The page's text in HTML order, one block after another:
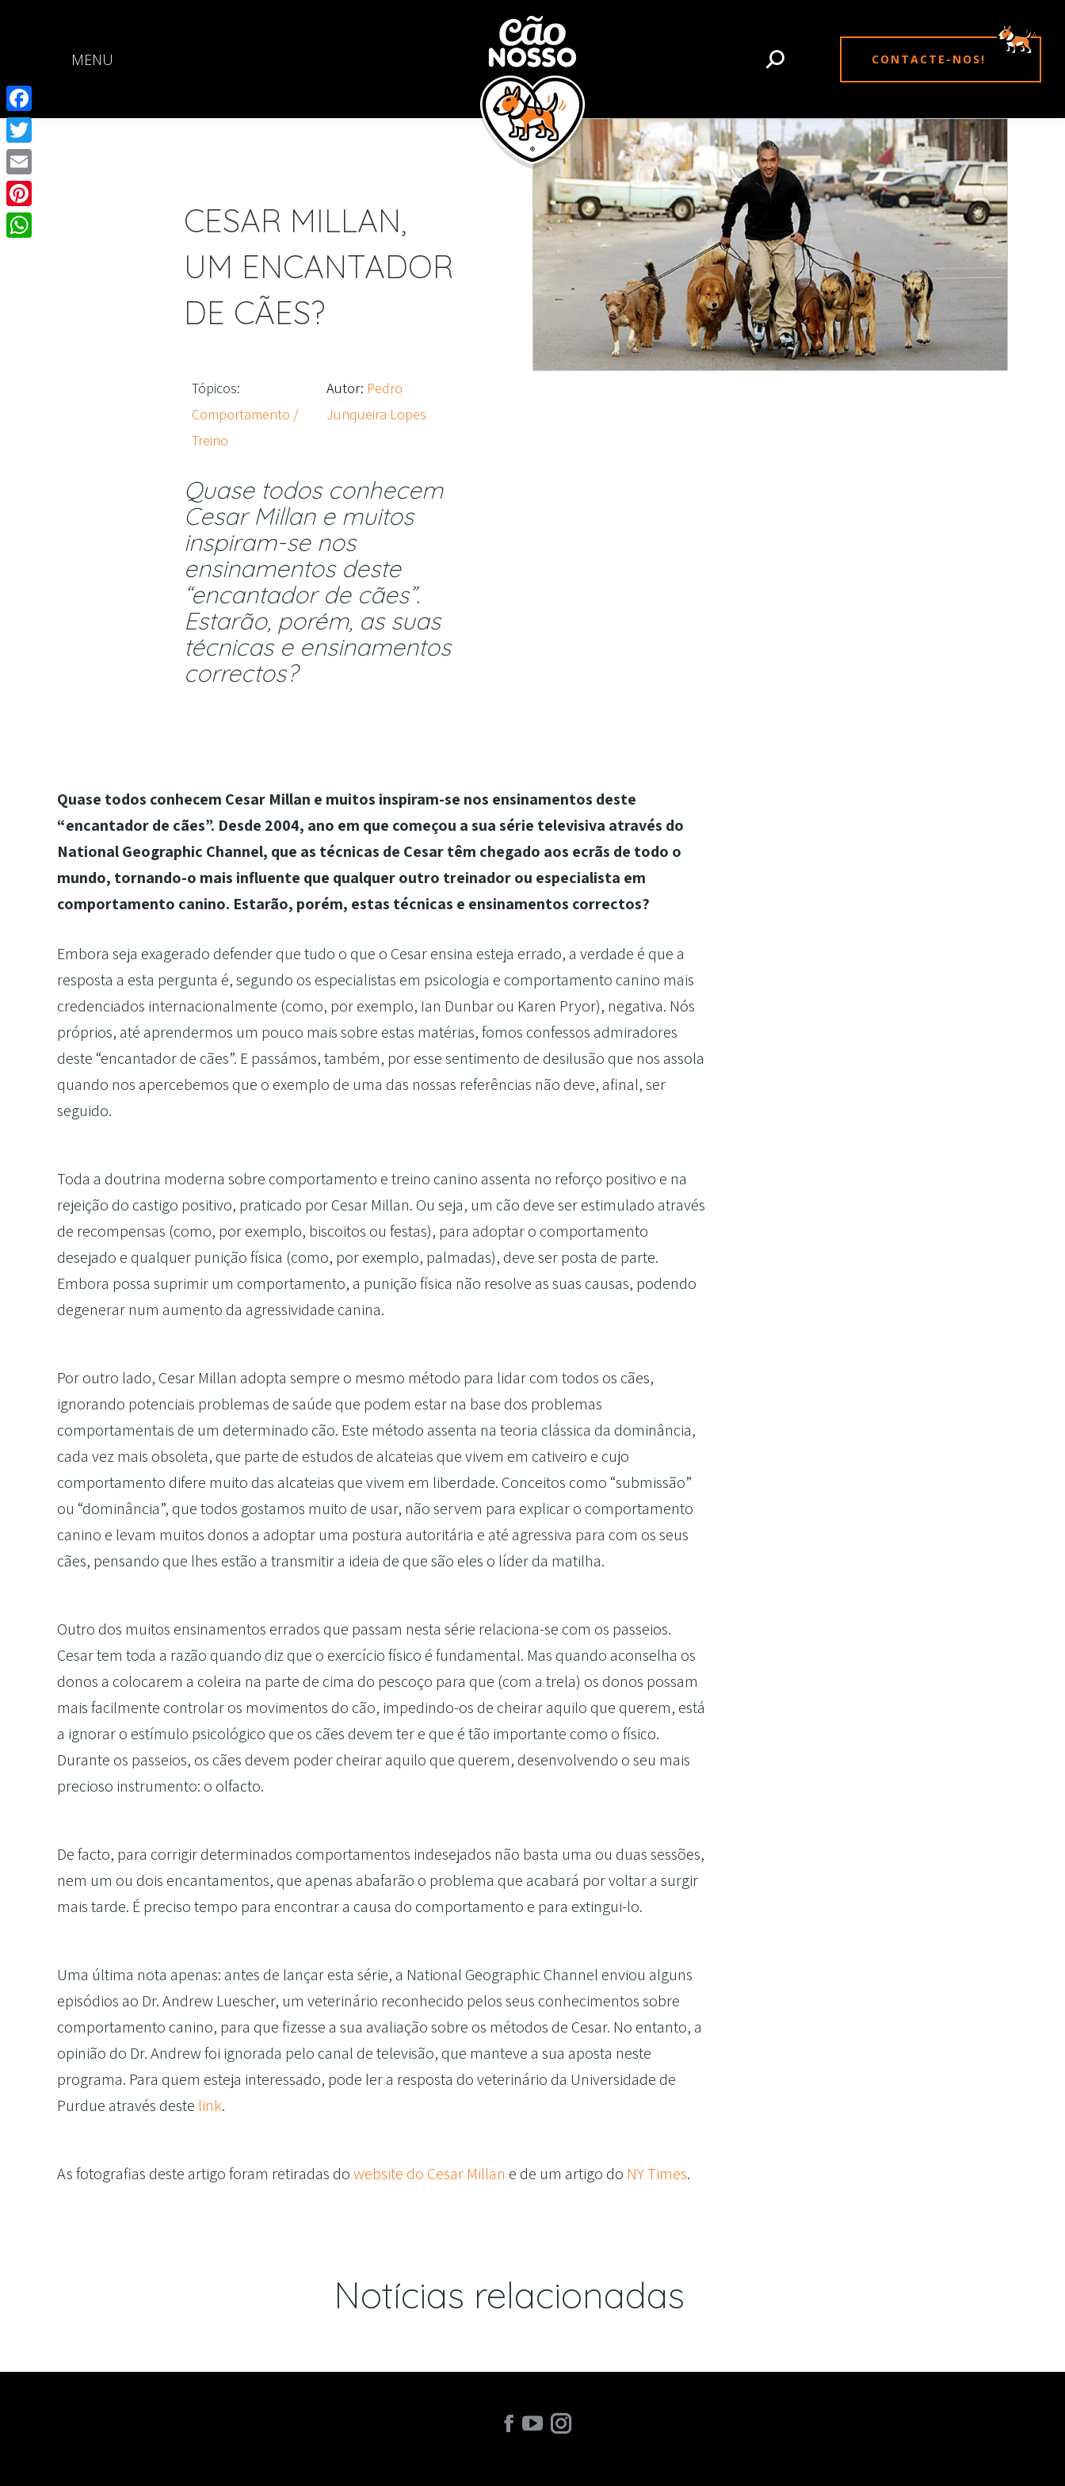
MENU CONTACTE-NOS!
CESAR MILLAN,
UM ENCANTADOR
DE CÃES?
Tópicos:
Comportamento /
Treino
Autor: Pedro
Junqueira Lopes
Quase todos conhecem
Cesar Millan e muitos
inspiram-se nos
ensinamentos deste
“encantador de cães”.
Estarão, porém, as suas
técnicas e ensinamentos
correctos?
Quase todos conhecem Cesar Millan e muitos inspiram-se nos ensinamentos deste
“encantador de cães”. Desde 2004, ano em que começou a sua série televisiva através do
National Geographic Channel, que as técnicas de Cesar têm chegado aos ecrãs de todo o
mundo, tornando-o mais influente que qualquer outro treinador ou especialista em
comportamento canino. Estarão, porém, estas técnicas e ensinamentos correctos?
Embora seja exagerado defender que tudo o que o Cesar ensina esteja errado, a verdade é que a
resposta a esta pergunta é, segundo os especialistas em psicologia e comportamento canino mais
credenciados internacionalmente (como, por exemplo, Ian Dunbar ou Karen Pryor), negativa. Nós
próprios, até aprendermos um pouco mais sobre estas matérias, fomos confessos admiradores
deste “encantador de cães”. E passámos, também, por esse sentimento de desilusão que nos assola
quando nos apercebemos que o exemplo de uma das nossas referências não deve, afinal, ser
seguido.
Toda a doutrina moderna sobre comportamento e treino canino assenta no reforço positivo e na
rejeição do castigo positivo, praticado por Cesar Millan. Ou seja, um cão deve ser estimulado através
de recompensas (como, por exemplo, biscoitos ou festas), para adoptar o comportamento
desejado e qualquer punição física (como, por exemplo, palmadas), deve ser posta de parte.
Embora possa suprimir um comportamento, a punição física não resolve as suas causas, podendo
degenerar num aumento da agressividade canina.
Por outro lado, Cesar Millan adopta sempre o mesmo método para lidar com todos os cães,
ignorando potenciais problemas de saúde que podem estar na base dos problemas
comportamentais de um determinado cão. Este método assenta na teoria clássica da dominância,
cada vez mais obsoleta, que parte de estudos de alcateias que vivem em cativeiro e cujo
comportamento difere muito das alcateias que vivem em liberdade. Conceitos como “submissão”
ou “dominância”, que todos gostamos muito de usar, não servem para explicar o comportamento
canino e levam muitos donos a adoptar uma postura autoritária e até agressiva para com os seus
cães, pensando que lhes estão a transmitir a ideia de que são eles o líder da matilha.
Outro dos muitos ensinamentos errados que passam nesta série relaciona-se com os passeios.
Cesar tem toda a razão quando diz que o exercício físico é fundamental. Mas quando aconselha os
donos a colocarem a coleira na parte de cima do pescoço para que (com a trela) os donos possam
mais facilmente controlar os movimentos do cão, impedindo-os de cheirar aquilo que querem, está
a ignorar o estímulo psicológico que os cães devem ter e que é tão importante como o físico.
Durante os passeios, os cães devem poder cheirar aquilo que querem, desenvolvendo o seu mais
precioso instrumento: o olfacto.
De facto, para corrigir determinados comportamentos indesejados não basta uma ou duas sessões,
nem um ou dois encantamentos, que apenas abafarão o problema que acabará por voltar a surgir
mais tarde. É preciso tempo para encontrar a causa do comportamento e para extingui-lo.
Uma última nota apenas: antes de lançar esta série, a National Geographic Channel enviou alguns
episódios ao Dr. Andrew Luescher, um veterinário reconhecido pelos seus conhecimentos sobre
comportamento canino, para que fizesse a sua avaliação sobre os métodos de Cesar. No entanto, a
opinião do Dr. Andrew foi ignorada pelo canal de televisão, que manteve a sua aposta neste
programa. Para quem esteja interessado, pode ler a resposta do veterinário da Universidade de
Purdue através deste link.
As fotografias deste artigo foram retiradas dowebsite do Cesar Millan e de um artigo do NY Times.
Notícias relacionadas
Facebook
Twitter
Email
Pinterest